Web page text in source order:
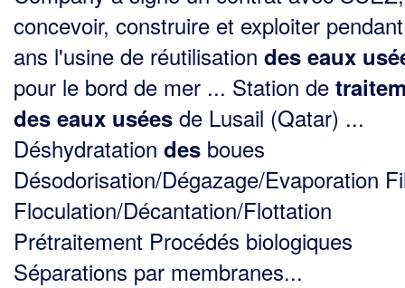
concevoir, construire et exploiter
ans l'usine de réutilisation des eaux
pour le bord de mer ... Station de
des eaux usées de Lusail (Qatar) ...
Déshydratation des boues
Désodorisation/Dégazage/Evaporation
Floculation/Décantation/Flottation
Prétraitement Procédés biologiques
Séparations par membranes...